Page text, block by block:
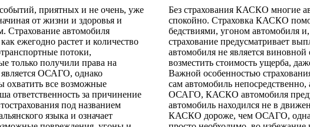
приятных и не очень, уже
от жизни и здоровья и
Страхование автомобиля
ежегодно растет и количество
потоки,
только получили права на
ОСАГО, однако
охватить все возможные
ответственность за причинение
под названием
языка и означает
Без страхования КАСКО многие
спокойно. Страховка КАСКО
бедствиями, угоном автомобиля
страхование предусматривает
автомобиля не является
возместить стоимость ущерба,
Важной особенностью
сам автомобиль
ОСАГО, КАСКО автомобиля
автомобиль находился не в
КАСКО дороже, чем ОСАГО,